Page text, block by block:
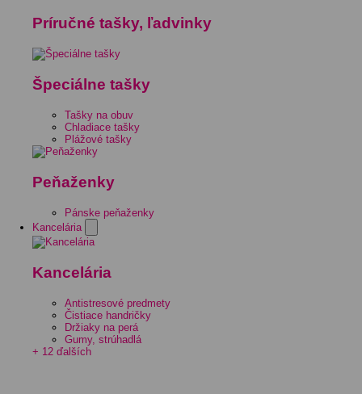
Príručné tašky, ľadvinky
Špeciálne tašky
Tašky na obuv
Chladiace tašky
Plážové tašky
Peňaženky
Pánske peňaženky
Kancelária
Kancelária
Antistresové predmety
Čistiace handričky
Držiaky na perá
Gumy, strúhadlá
+ 12 ďalších